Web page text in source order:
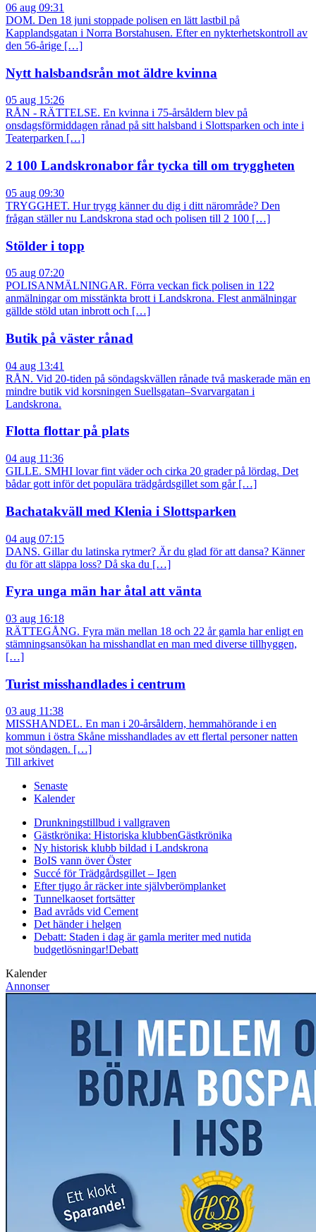
06 aug 09:31
DOM. Den 18 juni stoppade polisen en lätt lastbil på
Kapplandsgatan i Norra Borstahusen. Efter en nykterhetskontroll av
den 56-årige […]
Nytt halsbandsrån mot äldre kvinna
05 aug 15:26
RÅN - RÄTTELSE. En kvinna i 75-årsåldern blev på
onsdagsförmiddagen rånad på sitt halsband i Slottsparken och inte i
Teaterparken […]
2 100 Landskronabor får tycka till om tryggheten
05 aug 09:30
TRYGGHET. Hur trygg känner du dig i ditt närområde? Den
frågan ställer nu Landskrona stad och polisen till 2 100 […]
Stölder i topp
05 aug 07:20
POLISANMÄLNINGAR. Förra veckan fick polisen in 122
anmälningar om misstänkta brott i Landskrona. Flest anmälningar
gällde stöld utan inbrott och […]
Butik på väster rånad
04 aug 13:41
RÅN. Vid 20-tiden på söndagskvällen rånade två maskerade män en
mindre butik vid korsningen Suellsgatan–Svarvargatan i
Landskrona.
Flotta flottar på plats
04 aug 11:36
GILLE. SMHI lovar fint väder och cirka 20 grader på lördag. Det
bådar gott inför det populära trädgårdsgillet som går […]
Bachatakväll med Klenia i Slottsparken
04 aug 07:15
DANS. Gillar du latinska rytmer? Är du glad för att dansa? Känner
du för att släppa loss? Då ska du […]
Fyra unga män har åtal att vänta
03 aug 16:18
RÄTTEGÅNG. Fyra män mellan 18 och 22 år gamla har enligt en
stämningsansökan ha misshandlat en man med diverse tillhyggen,
[…]
Turist misshandlades i centrum
03 aug 11:38
MISSHANDEL. En man i 20-årsåldern, hemmahörande i en
kommun i östra Skåne misshandlades av ett flertal personer natten
mot söndagen. […]
Till arkivet
Senaste
Kalender
Drunkningstillbud i vallgraven
Gästkrönika: Historiska klubbenGästkrönika
Ny historisk klubb bildad i Landskrona
BoIS vann över Öster
Succé för Trädgårdsgillet – Igen
Efter tjugo år räcker inte självberömplanket
Tunnelkaoset fortsätter
Bad avråds vid Cement
Det händer i helgen
Debatt: Staden i dag är gamla meriter med nutida
budgetlösningar!Debatt
Kalender
Annonser